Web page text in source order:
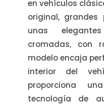
en vehículos
original, grandes
unas
cromadas, con
modelo encaja
interior del
proporciona
tecnología de